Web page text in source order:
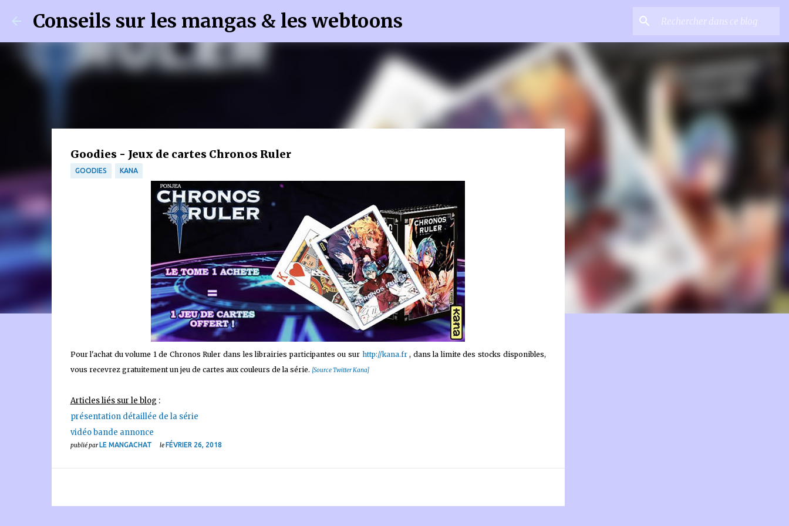
Accéder au contenu principal
Conseils sur les mangas & les webtoons
🐈‍⬛ En tant que Partenaire Amazon, je réalise un bénéfice sur les achats remplissant les conditions requises quand vous achetez sur Amazon.fr
Goodies - Jeux de cartes Chronos Ruler
GOODIES KANA
Pour l'achat du volume 1 de Chronos Ruler dans les librairies participantes ou sur http://kana.fr, dans la limite des stocks disponibles,
vous recevrez gratuitement un jeu de cartes aux couleurs de la série. [Source Twitter Kana]
Articles liés sur le blog :
présentation détaillée de la série
vidéo bande annonce
publié parLE MANGACHAT leFÉVRIER 26, 2018